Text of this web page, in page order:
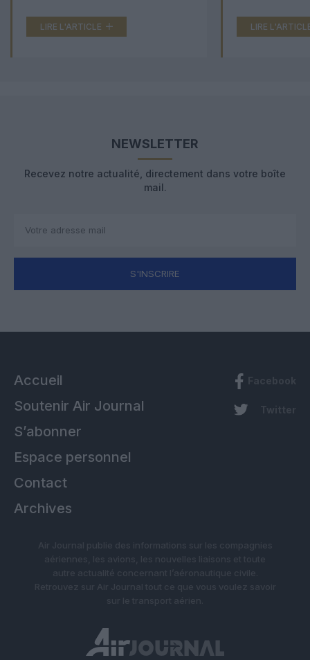
LIRE L'ARTICLE LIRE
NEWSLETTER
Recevez notre actualité, directement dans votre boîte
mail.
S'INSCRIRE
Accueil
Soutenir Air Journal
S’abonner
Espace personnel
Contact
Archives